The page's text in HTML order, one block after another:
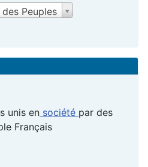
Peuples
unis en société par des
Français